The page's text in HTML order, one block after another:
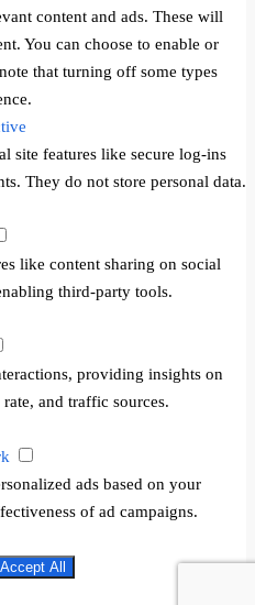
content and ads. These will
You can choose to enable or
that turning off some types
site features like secure log-ins
They do not store personal data.
like content sharing on social
third-party tools.
providing insights on
and traffic sources.
ads based on your
of ad campaigns.
Accept All